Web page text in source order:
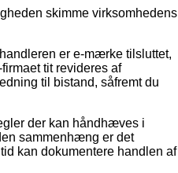
skimme virksomhedens
er e-mærke tilsluttet,
tit revideres af
til bistand, såfremt du
der kan håndhæves i
sammenhæng er det
kan dokumentere handlen af